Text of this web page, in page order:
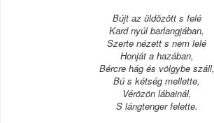
Bújt az üldözött s felé
Kard nyúl barlangjában,
Szerte nézett s nem lelé
Honját a hazában,
Bércre hág és völgybe száll,
Bú s kétség mellette,
Vérözön lábainál,
S lángtenger felette.